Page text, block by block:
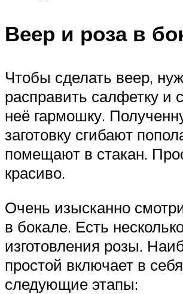
Веер и роза в
Чтобы сделать веер,
расправить салфетку и
неё гармошку.
заготовку сгибают
помещают в стакан.
красиво.
Очень изысканно
в бокале. Есть
изготовления розы.
простой включает в себя
следующие этапы: